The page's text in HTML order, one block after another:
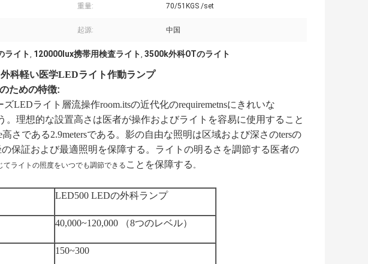
重量: 70/51KGS /set
起源: 中国
ライト, 120000lux携帯用検査ライト, 3500k外科OTのライト
科軽い医学LEDライト作動ランプ
ための特徴:
LEDライト層流操作room.itsの近代化のrequiremetnsにきれいな
。理想的な設置高さは医者が操作およびライトを容易に使用すること
さである2.9metersである。影の自由な照明は区域および深さのtersの
保証および最適照明を保障する。ライトの明るさを調節する医者の
てライトの照度をいつでも調節できる ことを保障する 。
LED500 LEDの外科ランプ
40,000~120,000 （8つのレベル）
150~300